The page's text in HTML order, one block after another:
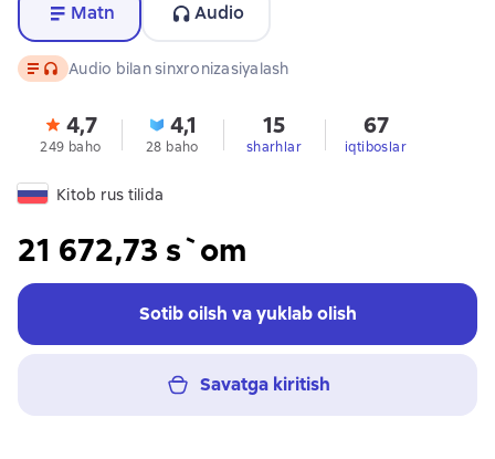
Matn Audio
Matn, audio format mavjud
Audio bilan sinxronizasiyalash
4,7
249 baho
4,1
28 baho
15
sharhlar
67
iqtiboslar
Kitob rus tilida
21 672,73 s`om
Sotib oilsh va yuklab olish
Savatga kiritish